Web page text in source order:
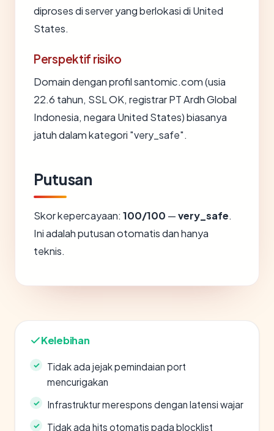
diproses di server yang berlokasi di United
States.
Perspektif risiko
Domain dengan profil santomic.com (usia
22.6 tahun, SSL OK, registrar PT Ardh Global
Indonesia, negara United States) biasanya
jatuh dalam kategori "very_safe".
Putusan
Skor kepercayaan: 100/100 —very_safe.
Ini adalah putusan otomatis dan hanya
teknis.
Kelebihan
Tidak ada jejak pemindaian port
mencurigakan
Infrastruktur merespons dengan latensi wajar
Tidak ada hits otomatis pada blocklist